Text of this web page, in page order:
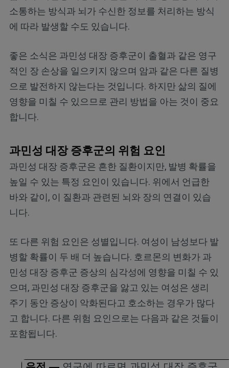
소통하는 방식과 뇌가 수신한 정보를 처리하는 방식
에 따라 발생할 수도 있습니다.
좋은 소식은 과민성 대장 증후군이 출혈과 같은 영구
적인 장 손상을 일으키지 않으며 암과 같은 다른 질병
으로 발전하지 않는다는 것입니다. 하지만 삶의 질에
영향을 미칠 수 있으므로 관리 방법을 아는 것이 중요
합니다.
과민성 대장 증후군의 위험 요인
과민성 대장 증후군은 흔한 질환이지만, 발병 확률을
높일 수 있는 특정 요인이 있습니다. 위에서 언급한
바와 같이, 이 질환과 관련된 뇌와 장의 연결이 있습
니다.
또 다른 위험 요인은 성별입니다. 여성이 남성보다 발
병할 확률이 두 배 더 높습니다. 호르몬의 변화가 과
민성 대장 증후군 증상의 심각성에 영향을 미칠 수 있
으며, 과민성 대장 증후군을 앓고 있는 여성은 생리
주기 동안 증상이 악화된다고 호소하는 경우가 많다
고 합니다. 다른 위험 요인으로는 다음과 같은 것들이
포함됩니다.